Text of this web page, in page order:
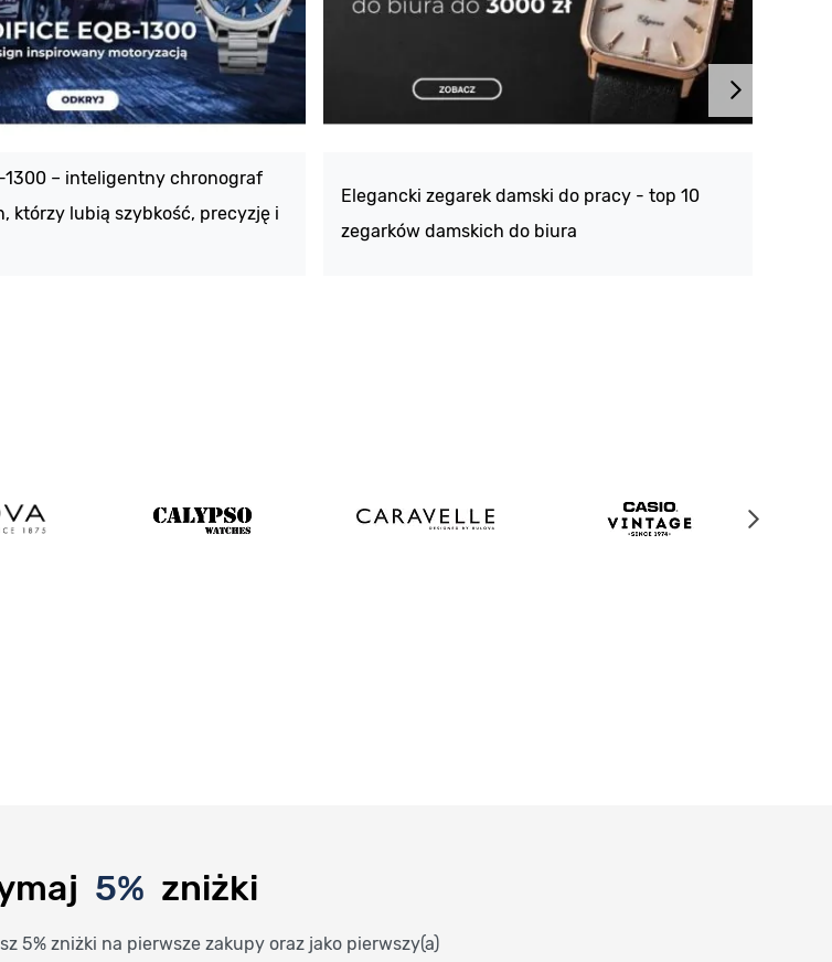
1300 – inteligentny chronograf
którzy lubią szybkość, precyzję i
Elegancki zegarek damski do pracy - top 10
zegarków damskich do biura
5% zniżki
5% zniżki na pierwsze zakupy oraz jako pierwszy(a)